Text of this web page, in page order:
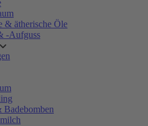
& ätherische Öle
-Aufguss
Badebomben